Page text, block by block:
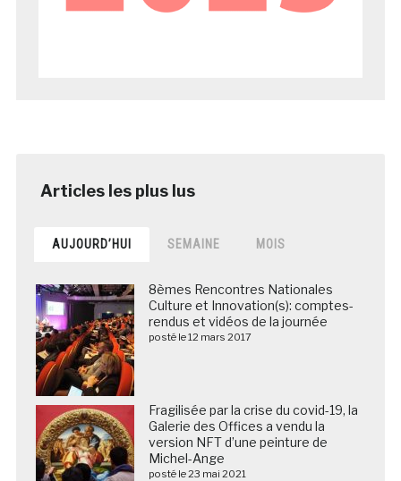
AUJOURD’HUI SEMAINE MOIS
8èmes Rencontres Nationales
Culture et Innovation(s): comptes-
rendus et vidéos de la journée
posté le 12 mars 2017
Fragilisée par la crise du covid-19, la
Galerie des Offices a vendu la
version NFT d’une peinture de
Michel-Ange
posté le 23 mai 2021